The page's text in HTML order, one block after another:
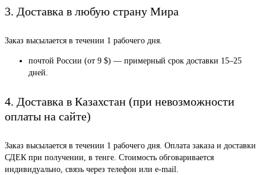
3. Доставка в любую страну Мира
Заказ высылается в течении 1 рабочего дня.
почтой России (от 9 $) — примерный срок доставки 15–25
дней.
4. Доставка в Казахстан (при невозможности
оплаты на сайте)
Заказ высылается в течении 1 рабочего дня. Оплата заказа и доставки
СДЕК при получении, в тенге. Стоимость обговаривается
индивидуально, связь через телефон или e-mail.